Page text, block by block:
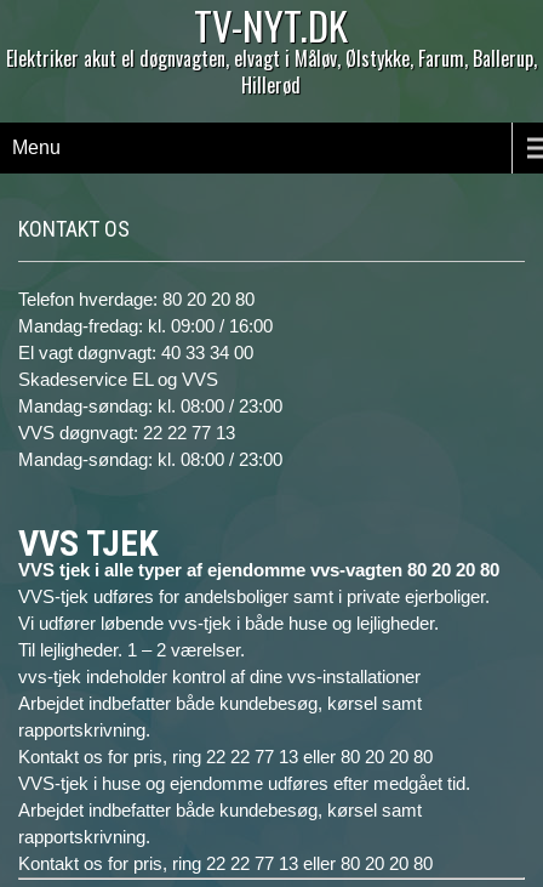
TV-NYT.DK
Elektriker akut el døgnvagten, elvagt i Måløv, Ølstykke, Farum, Ballerup,
Hillerød
Menu
KONTAKT OS
Telefon hverdage: 80 20 20 80
Mandag-fredag: kl. 09:00 / 16:00
El vagt døgnvagt: 40 33 34 00
Skadeservice EL og VVS
Mandag-søndag: kl. 08:00 / 23:00
VVS døgnvagt: 22 22 77 13
Mandag-søndag: kl. 08:00 / 23:00
VVS TJEK
VVS tjek i alle typer af ejendomme vvs-vagten 80 20 20 80
VVS-tjek udføres for andelsboliger samt i private ejerboliger.
Vi udfører løbende vvs-tjek i både huse og lejligheder.
Til lejligheder. 1 – 2 værelser.
vvs-tjek indeholder kontrol af dine vvs-installationer
Arbejdet indbefatter både kundebesøg, kørsel samt
rapportskrivning.
Kontakt os for pris, ring 22 22 77 13 eller 80 20 20 80
VVS-tjek i huse og ejendomme udføres efter medgået tid.
Arbejdet indbefatter både kundebesøg, kørsel samt
rapportskrivning.
Kontakt os for pris, ring 22 22 77 13 eller 80 20 20 80